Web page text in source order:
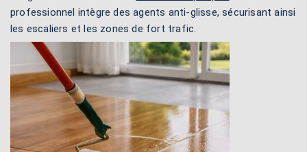
professionnel intègre des agents anti-glisse, sécurisant ainsi
les escaliers et les zones de fort trafic.